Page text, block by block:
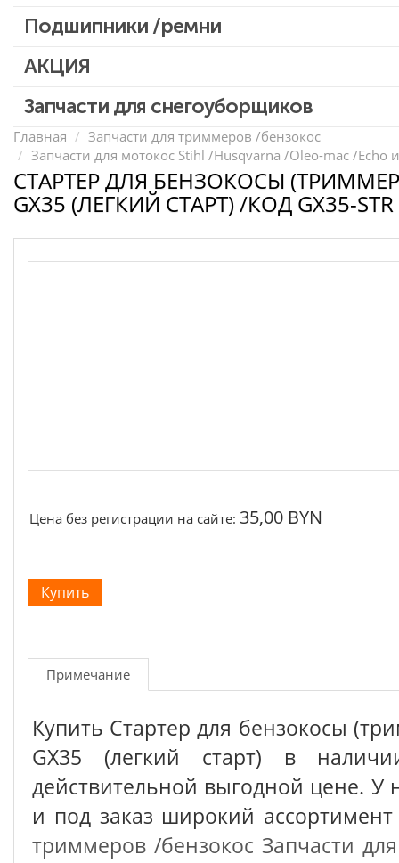
Выключатели, переключатели
Запчасти для перфораторов и отбойных молотков
Запчасти для УШМ (болгарок)
Запчасти для электроинструмента другие
Конденсаторы
Якоря, статоры
Аккумуляторы, зарядные устройства
Подшипники /ремни
АКЦИЯ
Скидка 50%
Запчасти для снегоуборщиков
Главная
Запчасти для триммеров /бензокос
Запчасти для мотокос Stihl /Husqvarna /Oleo-mac /Echo
СТАРТЕР ДЛЯ БЕНЗОКОСЫ
GX35 (ЛЕГКИЙ СТАРТ) /КОД GX35-STR
Цена без регистрации на сайте: 35,00 BYN
Примечание
Купить Стартер для бензокосы
GX35 (легкий старт) в
действительной выгодной цене. У
и под заказ широкий
триммеров /бензокос Запчасти